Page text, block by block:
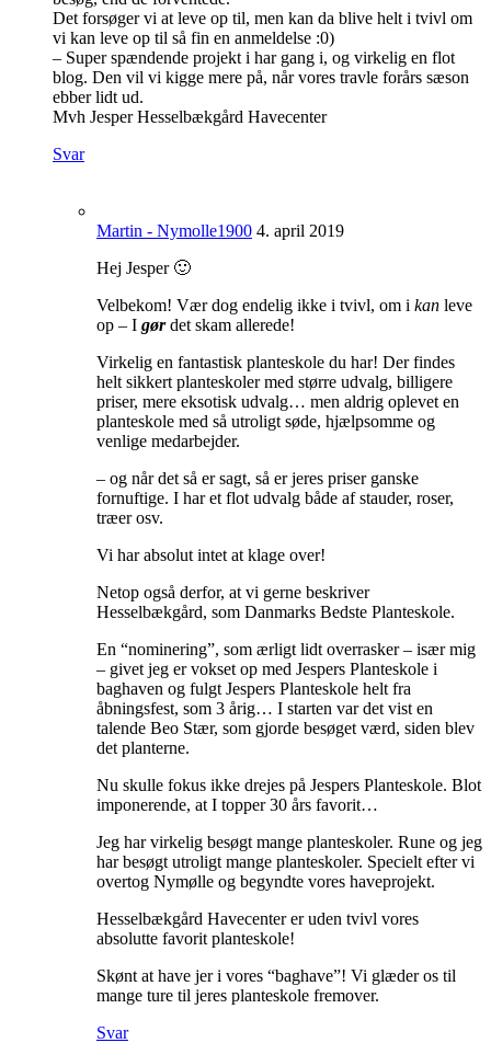
Det forsøger vi at leve op til, men kan da blive helt i tvivl om
vi kan leve op til så fin en anmeldelse :0)
– Super spændende projekt i har gang i, og virkelig en flot
blog. Den vil vi kigge mere på, når vores travle forårs sæson
ebber lidt ud.
Mvh Jesper Hesselbækgård Havecenter
Svar
Martin - Nymolle1900 4. april 2019
Hej Jesper 🙂
Velbekom! Vær dog endelig ikke i tvivl, om i kan leve
op – I gørdet skam allerede!
Virkelig en fantastisk planteskole du har! Der findes
helt sikkert planteskoler med større udvalg, billigere
priser, mere eksotisk udvalg… men aldrig oplevet en
planteskole med så utroligt søde, hjælpsomme og
venlige medarbejder.
– og når det så er sagt, så er jeres priser ganske
fornuftige. I har et flot udvalg både af stauder, roser,
træer osv.
Vi har absolut intet at klage over!
Netop også derfor, at vi gerne beskriver
Hesselbækgård, som Danmarks Bedste Planteskole.
En “nominering”, som ærligt lidt overrasker – især mig
– givet jeg er vokset op med Jespers Planteskole i
baghaven og fulgt Jespers Planteskole helt fra
åbningsfest, som 3 årig… I starten var det vist en
talende Beo Stær, som gjorde besøget værd, siden blev
det planterne.
Nu skulle fokus ikke drejes på Jespers Planteskole. Blot
imponerende, at I topper 30 års favorit…
Jeg har virkelig besøgt mange planteskoler. Rune og jeg
har besøgt utroligt mange planteskoler. Specielt efter vi
overtog Nymølle og begyndte vores haveprojekt.
Hesselbækgård Havecenter er uden tvivl vores
absolutte favorit planteskole!
Skønt at have jer i vores “baghave”! Vi glæder os til
mange ture til jeres planteskole fremover.
Svar